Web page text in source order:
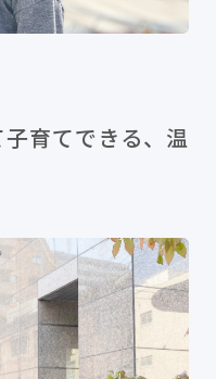
育てできる、温